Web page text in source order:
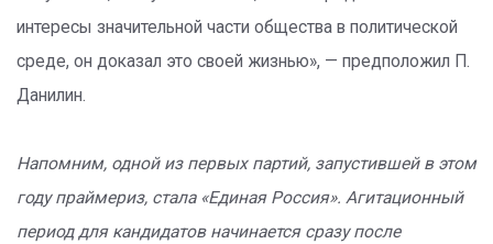
интересы значительной части общества в политической
среде, он доказал это своей жизнью», — предположил П.
Данилин.
Напомним, одной из первых партий, запустившей в этом
году праймериз, стала «Единая Россия». Агитационный
период для кандидатов начинается сразу после